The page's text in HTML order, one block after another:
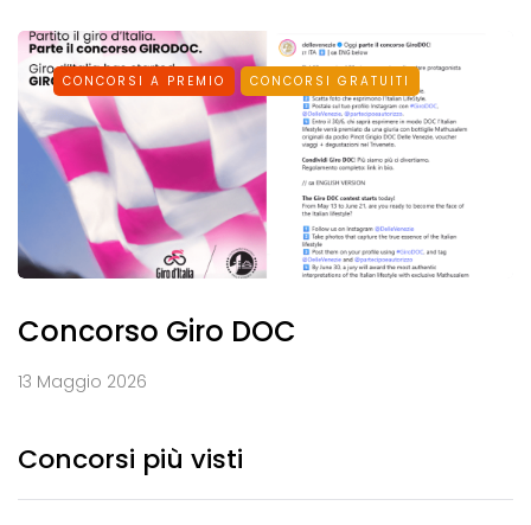
CONCORSI A PREMIO CONCORSI GRATUITI
Concorso Giro DOC
13 Maggio 2026
Concorsi più visti